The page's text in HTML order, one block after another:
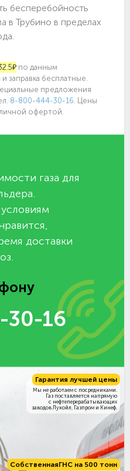
бесперебойность
в Трубино в пределах
по данным
заправка бесплатные.
предложения
8-800-444-30-16 . Цены
офертой.
газа для
доставки
30-16
СобственнаяГНС на 500 тонн
Гарантия лучшей цены
Мы не работаем с посредниками.
Газ поставляется напрямую
с нефтеперерабатывающих
заводов Лукойл, Газпром и Кинеф.